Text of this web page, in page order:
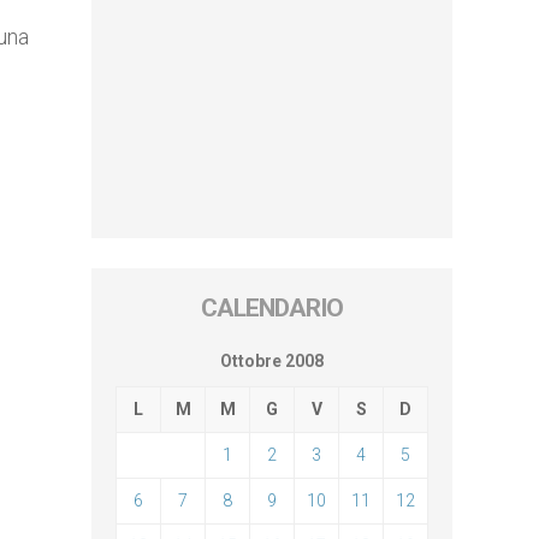
CALENDARIO
Ottobre 2008
L M M G V S D
1 2 3 4 5
6 7 8 9 10 11 12